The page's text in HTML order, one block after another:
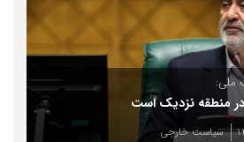
ملی:
در منطقه نزدیک است
سیاست خارجی